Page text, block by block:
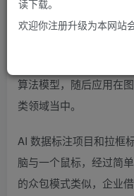
数据标注指的是通过人
予以标记和打上标签，
够识别的数据。标注完
算法模型，随后应用在
类领域当中。
AI 数据标注项目和拉框
脑与一个鼠标，经过简
的众包模式类似，企业
读下载。
欢迎你注册升级为本网站